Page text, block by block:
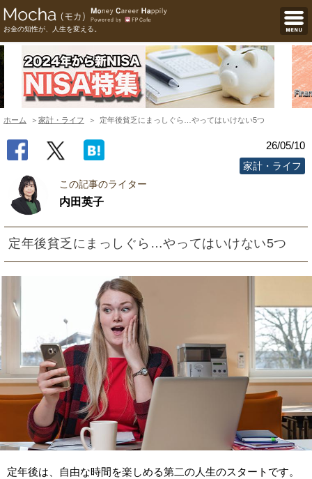
お金の知性が、人生を変える。
ホーム 家計・ライフ 定年後貧乏にまっしぐら…やってはいけない5つ
26/05/10
家計・ライフ
この記事のライター
内田英子
定年後貧乏にまっしぐら…やってはいけない5つ
定年後は、自由な時間を楽しめる第二の人生のスタートです。